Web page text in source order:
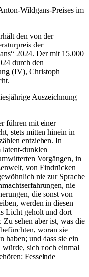
Wildgans-Preises im
den von der
der
2024. Der mit 15.000
durch den
(IV), Christoph
Auszeichnung
führen mit einer
stets mitten hinein in
entziehen. In
latent-dunklen
Vorgängen, in
von Eindrücken
nie zur Sprache
nie
die sonst von
werden in diesen
Licht geholt und dort
Zu sehen aber ist, was die
woran sie
haben; und dass sie ein
würde, sich noch einmal
Fesselnde